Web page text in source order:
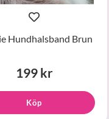
Hundhalsband Brun
199 kr
Köp